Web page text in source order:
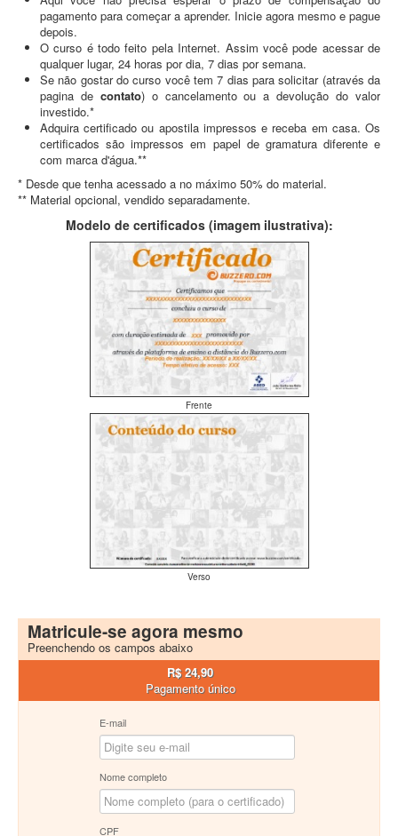
pagamento para começar a aprender. Inicie agora mesmo e pague
depois.
O curso é todo feito pela Internet. Assim você pode acessar de
qualquer lugar, 24 horas por dia, 7 dias por semana.
Se não gostar do curso você tem 7 dias para solicitar (através da
pagina de contato) o cancelamento ou a devolução do valor
investido.*
Adquira certificado ou apostila impressos e receba em casa. Os
certificados são impressos em papel de gramatura diferente e
com marca d'água.**
* Desde que tenha acessado a no máximo 50% do material.
** Material opcional, vendido separadamente.
Modelo de certificados (imagem ilustrativa):
Frente
Verso
Matricule-se agora mesmo
Preenchendo os campos abaixo
R$ 24,90
Pagamento único
E-mail
Nome completo
CPF